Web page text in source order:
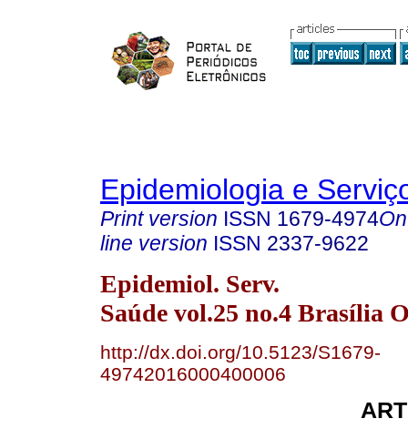
Epidemiologia e
Print version ISSN 1679-4974
line version ISSN 2337-9622
Epidemiol. Serv.
Saúde vol.25 no.4 Brasília
http://dx.doi.org/10.5123/S1679-
49742016000400006